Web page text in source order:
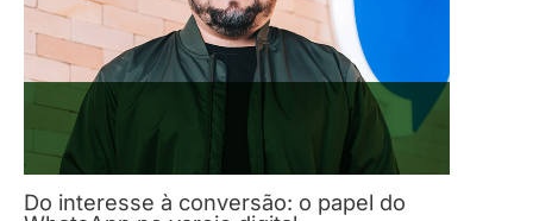
Do interesse à conversão: o papel do